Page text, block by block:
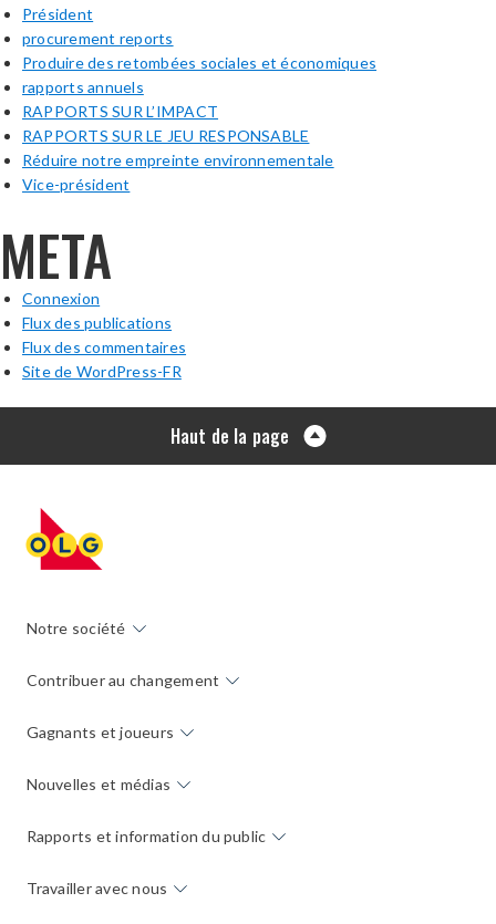
Président
procurement reports
Produire des retombées sociales et économiques
rapports annuels
RAPPORTS SUR L’IMPACT
RAPPORTS SUR LE JEU RESPONSABLE
Réduire notre empreinte environnementale
Vice-président
META
Connexion
Flux des publications
Flux des commentaires
Site de WordPress-FR
Haut de la page
Notre société
Contribuer au changement
Gagnants et joueurs
Nouvelles et médias
Rapports et information du public
Travailler avec nous